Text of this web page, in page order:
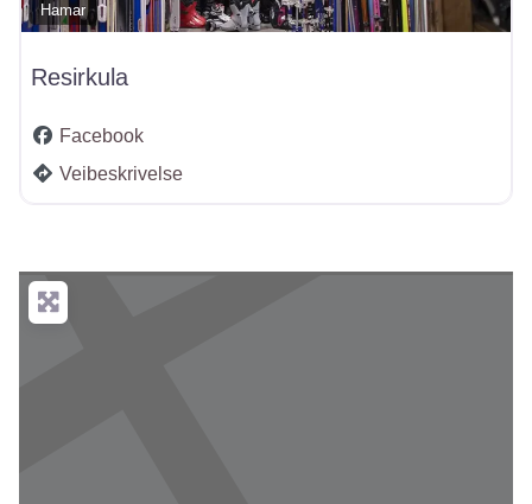
Hamar
Resirkula
Facebook
Veibeskrivelse